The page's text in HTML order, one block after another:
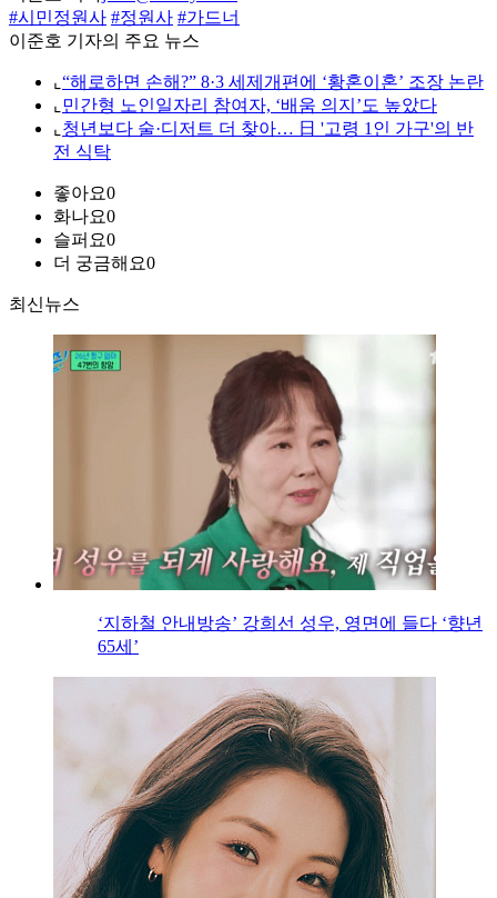
#시민정원사 #정원사 #가드너
이준호 기자의 주요 뉴스
⌞ “해로하면 손해?” 8·3 세제개편에 ‘황혼이혼’ 조장 논란
⌞ 민간형 노인일자리 참여자, ‘배움 의지’도 높았다
⌞ 청년보다 술·디저트 더 찾아… 日 '고령 1인 가구'의 반
전 식탁
좋아요0
화나요0
슬퍼요0
더 궁금해요0
최신뉴스
‘지하철 안내방송’ 강희선 성우, 영면에 들다 ‘향년
65세’